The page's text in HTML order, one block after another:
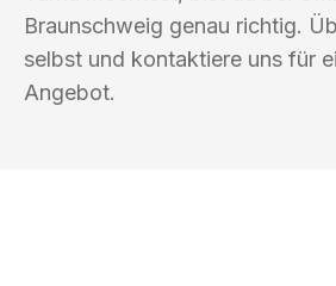
Braunschweig genau richtig.
selbst und kontaktiere uns für
Angebot.